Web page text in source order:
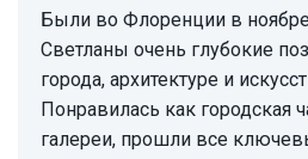
Были во Флоренции в ноябре одним днем. У
Светланы очень глубокие
города, архитектуре и
Понравилась как городская
галереи, прошли все